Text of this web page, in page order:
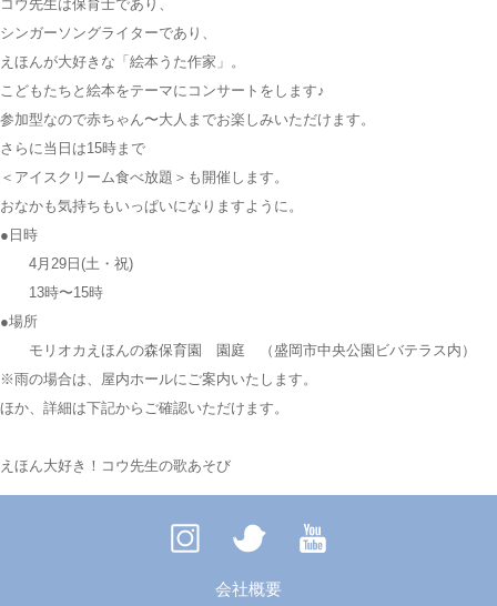
コウ先生は保育士であり、
シンガーソングライターであり、
えほんが大好きな「絵本うた作家」。
こどもたちと絵本をテーマにコンサートをします♪
参加型なので赤ちゃん〜大人までお楽しみいただけます。
さらに当日は15時まで
＜アイスクリーム食べ放題＞も開催します。
おなかも気持ちもいっぱいになりますように。
●日時
4月29日(土・祝)
13時〜15時
●場所
モリオカえほんの森保育園 園庭 （盛岡市中央公園ビバテラス内）
※雨の場合は、屋内ホールにご案内いたします。
ほか、詳細は下記からご確認いただけます。
えほん大好き！コウ先生の歌あそび
会社概要